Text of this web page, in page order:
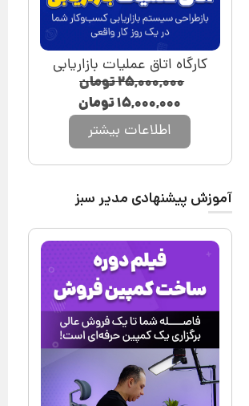
کارگاه اتاق عملیات بازاریابی
۲۵,۰۰۰,۰۰۰تومان
۱۵,۰۰۰,۰۰۰تومان
اطلاعات بیشتر
آموزش پیشنهادی مدیر سبز